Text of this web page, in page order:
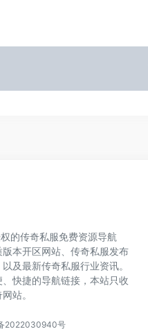
的传奇私服免费资源导航
本开区网站、传奇私服发布
及最新传奇私服行业资讯。
快捷的导航链接，本站只收
站。
2022030940号